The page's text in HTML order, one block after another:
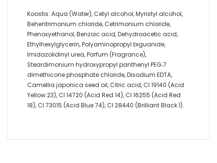
Koostis: Aqua (Water), Cetyl alcohol, Myristyl alcohol,
Behentrimonium chloride, Cetrimonium chloride,
Phenoxyethanol, Benzoic acid, Dehydroacetic acid,
Ethylhexylglycerin, Polyaminopropyl biguanide,
Imidazolidinyl urea, Parfum (Fragrance),
Steardimonium hydroxypropyl panthenyl PEG‑7
dimethicone phosphate chloride, Disodium EDTA,
Camellia japonica seed oil, Citric acid, CI 19140 (Acid
Yellow 23), CI 14720 (Acid Red 14), CI 16255 (Acid Red
18), CI 73015 (Acid Blue 74), CI 28440 (Brilliant Black 1).